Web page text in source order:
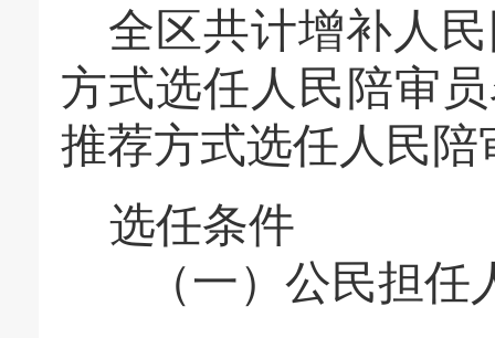
全区共计增补人
方式选任人民陪审
推荐方式选任人民陪
选任条件
（一）公民担任